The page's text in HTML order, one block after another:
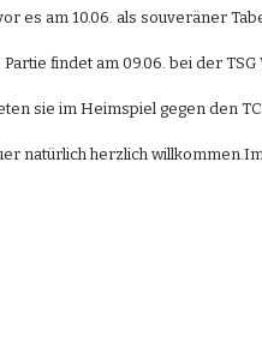
es am 10.06. als souveräner
findet am 09.06. bei der
sie im Heimspiel gegen den
natürlich herzlich